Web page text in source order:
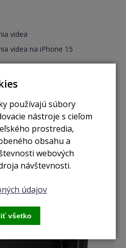
videa
videa na iPhone 15
profíkmi.
funkcií. Napríklad
na 24MP fotky a portréty
hlasu počas hovorov. A s
náročné hry. Zároveň je
používajú súbory
nástroje s cieľom
prostredia,
obsahu a
webových
návštevnosti.
údajov
všetko